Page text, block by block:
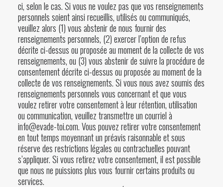
ci, selon le cas. Si vous ne voulez pas que vos renseignements
personnels soient ainsi recueillis, utilisés ou communiqués,
veuillez alors (1) vous abstenir de nous fournir des
renseignements personnels, (2) exercer l’option de refus
décrite ci-dessus ou proposée au moment de la collecte de vos
renseignements, ou (3) vous abstenir de suivre la procédure de
consentement décrite ci-dessus ou proposée au moment de la
collecte de vos renseignements. Si vous nous avez soumis des
renseignements personnels vous concernant et que vous
voulez retirer votre consentement à leur rétention, utilisation
ou communication, veuillez transmettre un courriel à
info@evade-toi.com. Vous pouvez retirer votre consentement
en tout temps moyennant un préavis raisonnable et sous
réserve des restrictions légales ou contractuelles pouvant
s’appliquer. Si vous retirez votre consentement, il est possible
que nous ne puissions plus vous fournir certains produits ou
services.